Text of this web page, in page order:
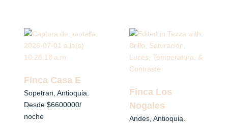
Finca Casa E
Sopetran, Antioquia.
Desde $6600000/
noche
Finca Los
Nogales
Andes, Antioquia.